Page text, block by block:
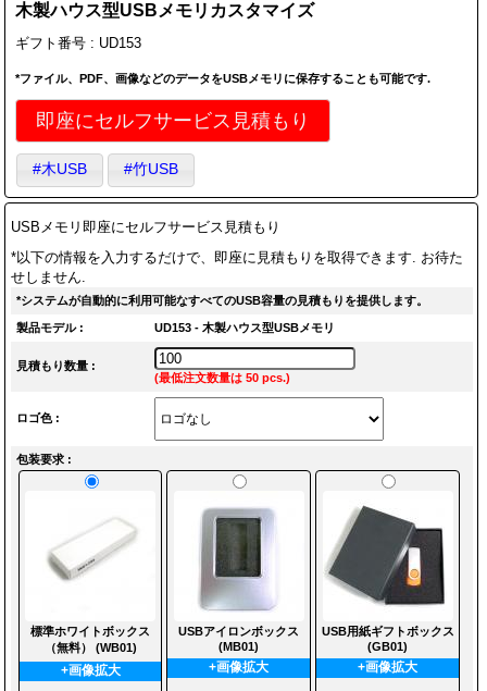
木製ハウス型USBメモリカスタマイズ
ギフト番号 : UD153
*ファイル、PDF、画像などのデータをUSBメモリに保存することも可能です.
即座にセルフサービス見積もり
#木USB #竹USB
USBメモリ即座にセルフサービス見積もり
*以下の情報を入力するだけで、即座に見積もりを取得できます. お待た
せしません.
*システムが自動的に利用可能なすべてのUSB容量の見積もりを提供します。
製品モデル : UD153 - 木製ハウス型USBメモリ
見積もり数量 :
(最低注文数量は 50 pcs.)
ロゴ色 :
包装要求 :
標準ホワイトボックス
（無料） (WB01)
+画像拡大
USBアイロンボックス
(MB01)
+画像拡大
USB用紙ギフトボックス
(GB01)
+画像拡大